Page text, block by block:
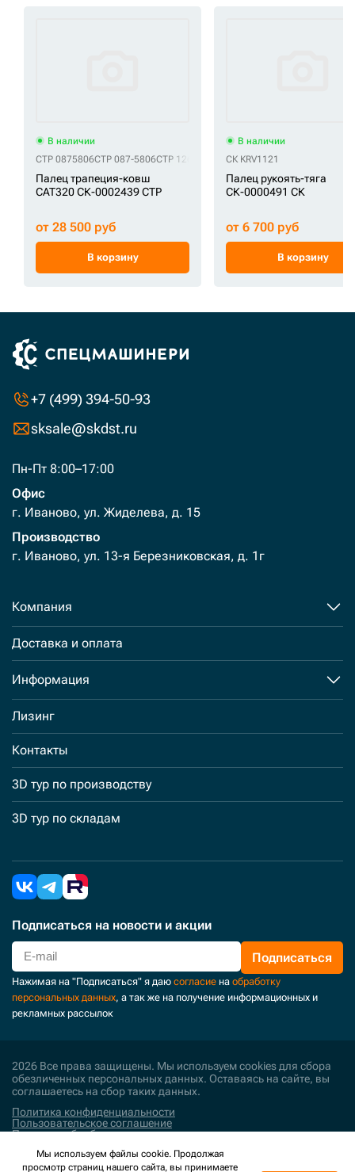
В наличии
CTP 0875806CTP 087-5806CTP 1269461 CTP 3017968CTP 301-7968
Палец трапеция-ковш
CAT320 СК-0002439 CTP
от 28 500 руб
В корзину
В наличии
СК KRV1121
Палец рукоять-тяга
СК-0000491 СК
от 6 700 руб
В корзину
+7 (499) 394-50-93
sksale@skdst.ru
Пн-Пт 8:00–17:00
Офис
г. Иваново, ул. Жиделева, д. 15
Производство
г. Иваново, ул. 13-я Березниковская, д. 1г
Компания
Доставка и оплата
Информация
Лизинг
Контакты
3D тур по производству
3D тур по складам
Подписаться на новости и акции
Подписаться
Нажимая на "Подписаться" я даю согласие на обработку
персональных данных, а так же на получение информационных и
рекламных рассылок
2026 Все права защищены. Мы используем cookies для сбора
обезличенных персональных данных. Оставаясь на сайте, вы
соглашаетесь на сбор таких данных.
Политика конфиденциальности
Пользовательское соглашение
Политика обработки персональных данных
Поддержка и развитие
Мы используем файлы cookie. Продолжая
просмотр страниц нашего сайта, вы принимаете